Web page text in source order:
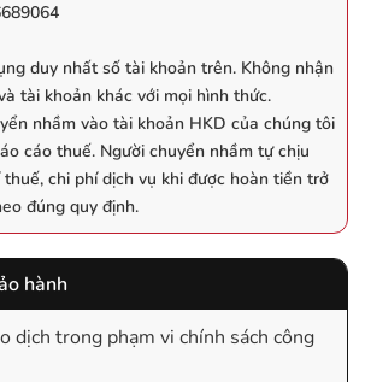
duy nhất số tài khoản trên. Không nhận
tài khoản khác với mọi hình thức.
nhầm vào tài khoản HKD của chúng tôi
cáo thuế. Người chuyển nhầm tự chịu
chi phí dịch vụ khi được hoàn tiền trở
đúng quy định.
hành
dịch trong phạm vi chính sách công